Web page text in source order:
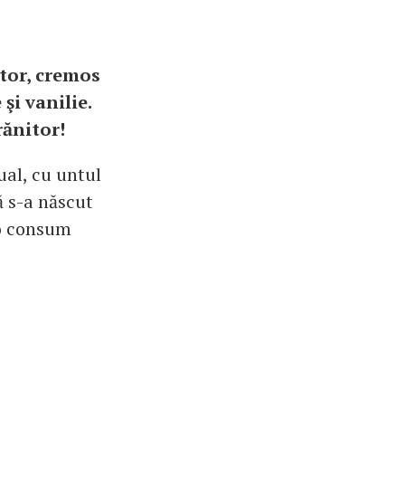
cremos
şi vanilie.
cu untul
a născut
consum